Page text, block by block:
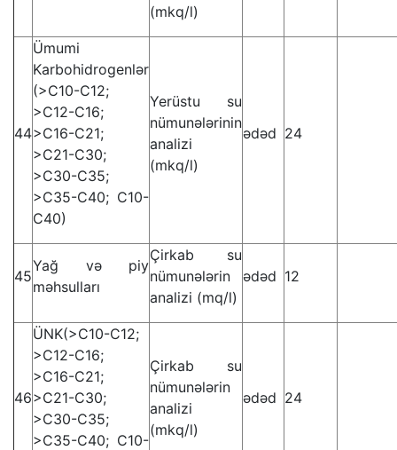
(mkq/l)
44
Ümumi
Karbohidrogenlər
(>C10-C12;
>C12-C16;
>C16-C21;
>C21-C30;
>C30-C35;
>C35-C40; C10-
C40)
Yerüstu su
nümunələrinin
analizi
(mkq/l)
ədəd 24
45
Yağ və piy
məhsulları
Çirkab su
nümunələrin
analizi (mq/l)
ədəd 12
46
ÜNK(>C10-C12;
>C12-C16;
>C16-C21;
>C21-C30;
>C30-C35;
>C35-C40; C10-
Çirkab su
nümunələrin
analizi
(mkq/l)
ədəd 24